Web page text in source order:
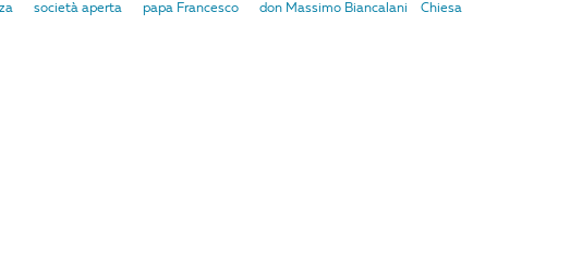
Chiesa
don Massimo Biancalani
papa Francesco
società aperta